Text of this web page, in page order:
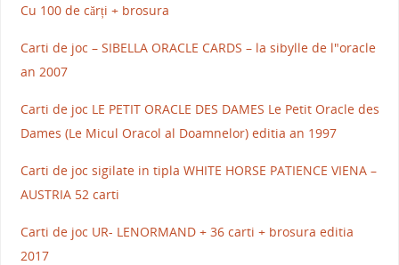
Cu 100 de cărți + brosura
Carti de joc – SIBELLA ORACLE CARDS – la sibylle de l"oracle
an 2007
Carti de joc LE PETIT ORACLE DES DAMES Le Petit Oracle des
Dames (Le Micul Oracol al Doamnelor) editia an 1997
Carti de joc sigilate in tipla WHITE HORSE PATIENCE VIENA –
AUSTRIA 52 carti
Carti de joc UR- LENORMAND + 36 carti + brosura editia
2017